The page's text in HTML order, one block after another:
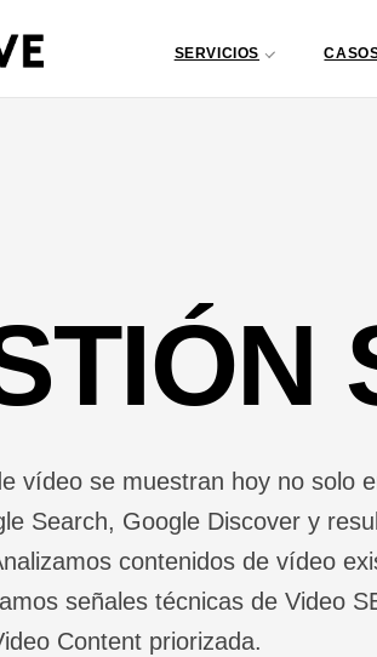
SERVICIOS
vídeo se muestran hoy no solo
Search, Google Discover y
contenidos de vídeo
señales técnicas de Video
Content priorizada.